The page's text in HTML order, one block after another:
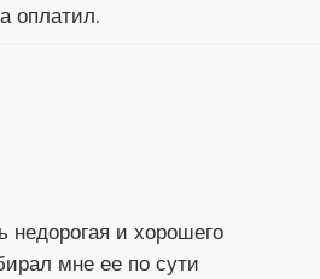
оплатил.
и хорошего
мне ее по сути